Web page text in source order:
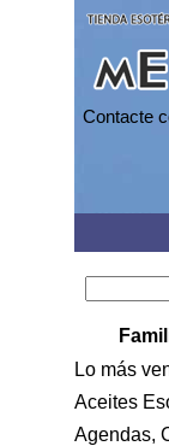
Contacte
Lo más
Aceites
Agendas,